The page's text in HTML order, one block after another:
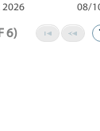
2026 08/
6)